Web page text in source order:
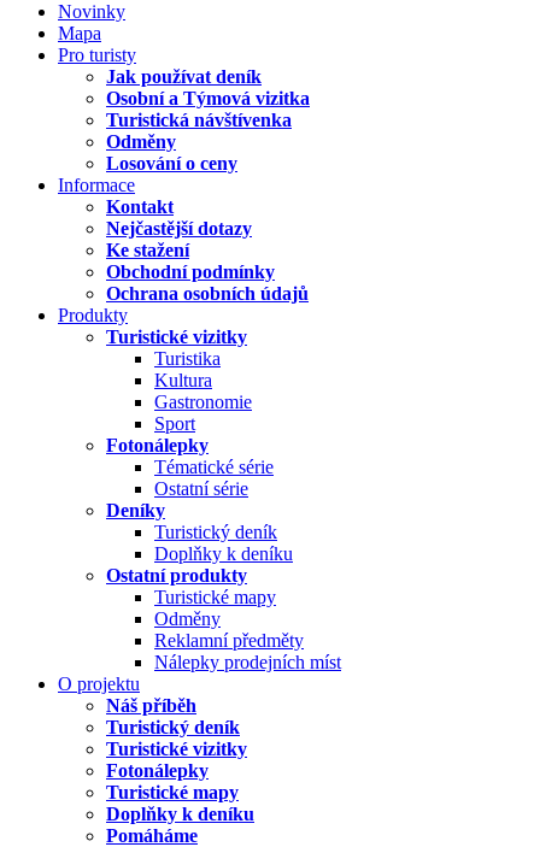
Novinky
Mapa
Pro turisty
Jak používat deník
Osobní a Týmová vizitka
Turistická návštívenka
Odměny
Losování o ceny
Informace
Kontakt
Nejčastější dotazy
Ke stažení
Obchodní podmínky
Ochrana osobních údajů
Produkty
Turistické vizitky
Turistika
Kultura
Gastronomie
Sport
Fotonálepky
Tématické série
Ostatní série
Deníky
Turistický deník
Doplňky k deníku
Ostatní produkty
Turistické mapy
Odměny
Reklamní předměty
Nálepky prodejních míst
O projektu
Náš příběh
Turistický deník
Turistické vizitky
Fotonálepky
Turistické mapy
Doplňky k deníku
Pomáháme